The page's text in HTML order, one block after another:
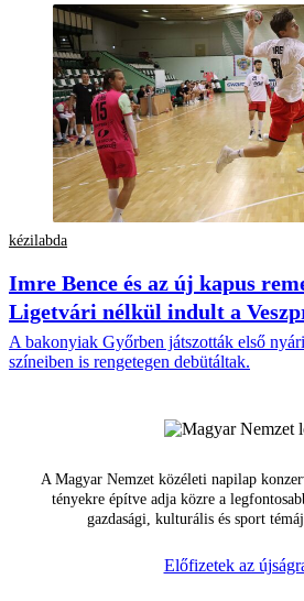
kézilabda
Imre Bence és az új kapus
Ligetvári nélkül indult a
A bakonyiak Győrben játszották első
színeiben is rengetegen debütáltak.
A Magyar Nemzet közéleti napilap
tényekre építve adja közre a
gazdasági, kulturális és sport
Előfizetek az